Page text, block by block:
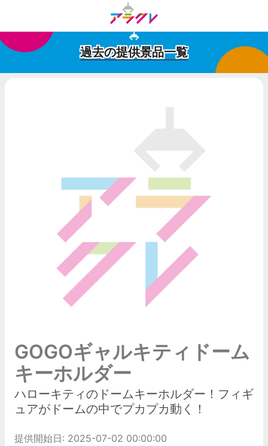
過去の提供景品一覧
GOGOギャルキティドーム
キーホルダー
ハローキティのドームキーホルダー！フィギ
ュアがドームの中でプカプカ動く！
提供開始日: 2025-07-02 00:00:00